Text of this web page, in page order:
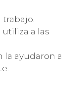
a las
ayudaron a